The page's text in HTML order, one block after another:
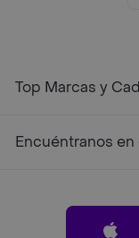
Top Marcas y
Encuéntranos